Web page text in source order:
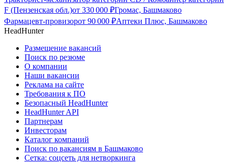
F (Пензенская обл.)от 330 000 ₽Громас, Башмаково
Фармацевт-провизорот 90 000 ₽Аптеки Плюс, Башмаково
HeadHunter
Размещение вакансий
Поиск по резюме
О компании
Наши вакансии
Реклама на сайте
Требования к ПО
Безопасный HeadHunter
HeadHunter API
Партнерам
Инвесторам
Каталог компаний
Поиск по вакансиям в Башмаково
Сетка: соцсеть для нетворкинга